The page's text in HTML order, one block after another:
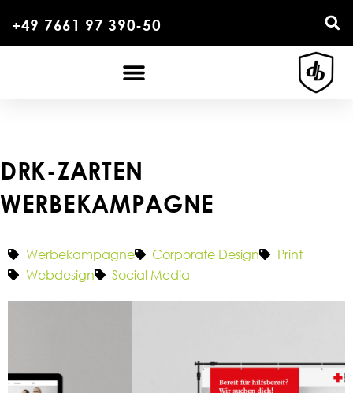
+49 7661 97 390-50
DRK-ZARTEN
WERBEKAMPAGNE
Werbekampagne Corporate Design
Print
Webdesign
Social Media